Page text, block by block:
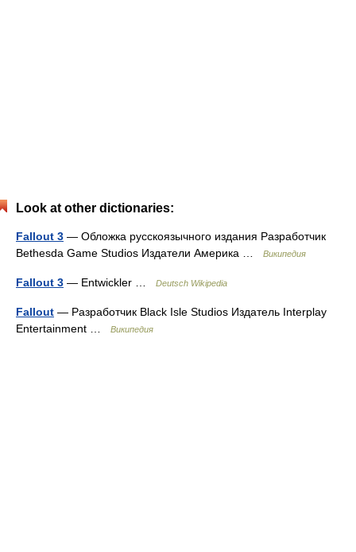
Look at other dictionaries:
Fallout 3 — Обложка русскоязычного издания Разработчик
Bethesda Game Studios Издатели Америка …
Википедия
Fallout 3 — Entwickler … Deutsch Wikipedia
Fallout — Разработчик Black Isle Studios Издатель Interplay
Entertainment …
Википедия